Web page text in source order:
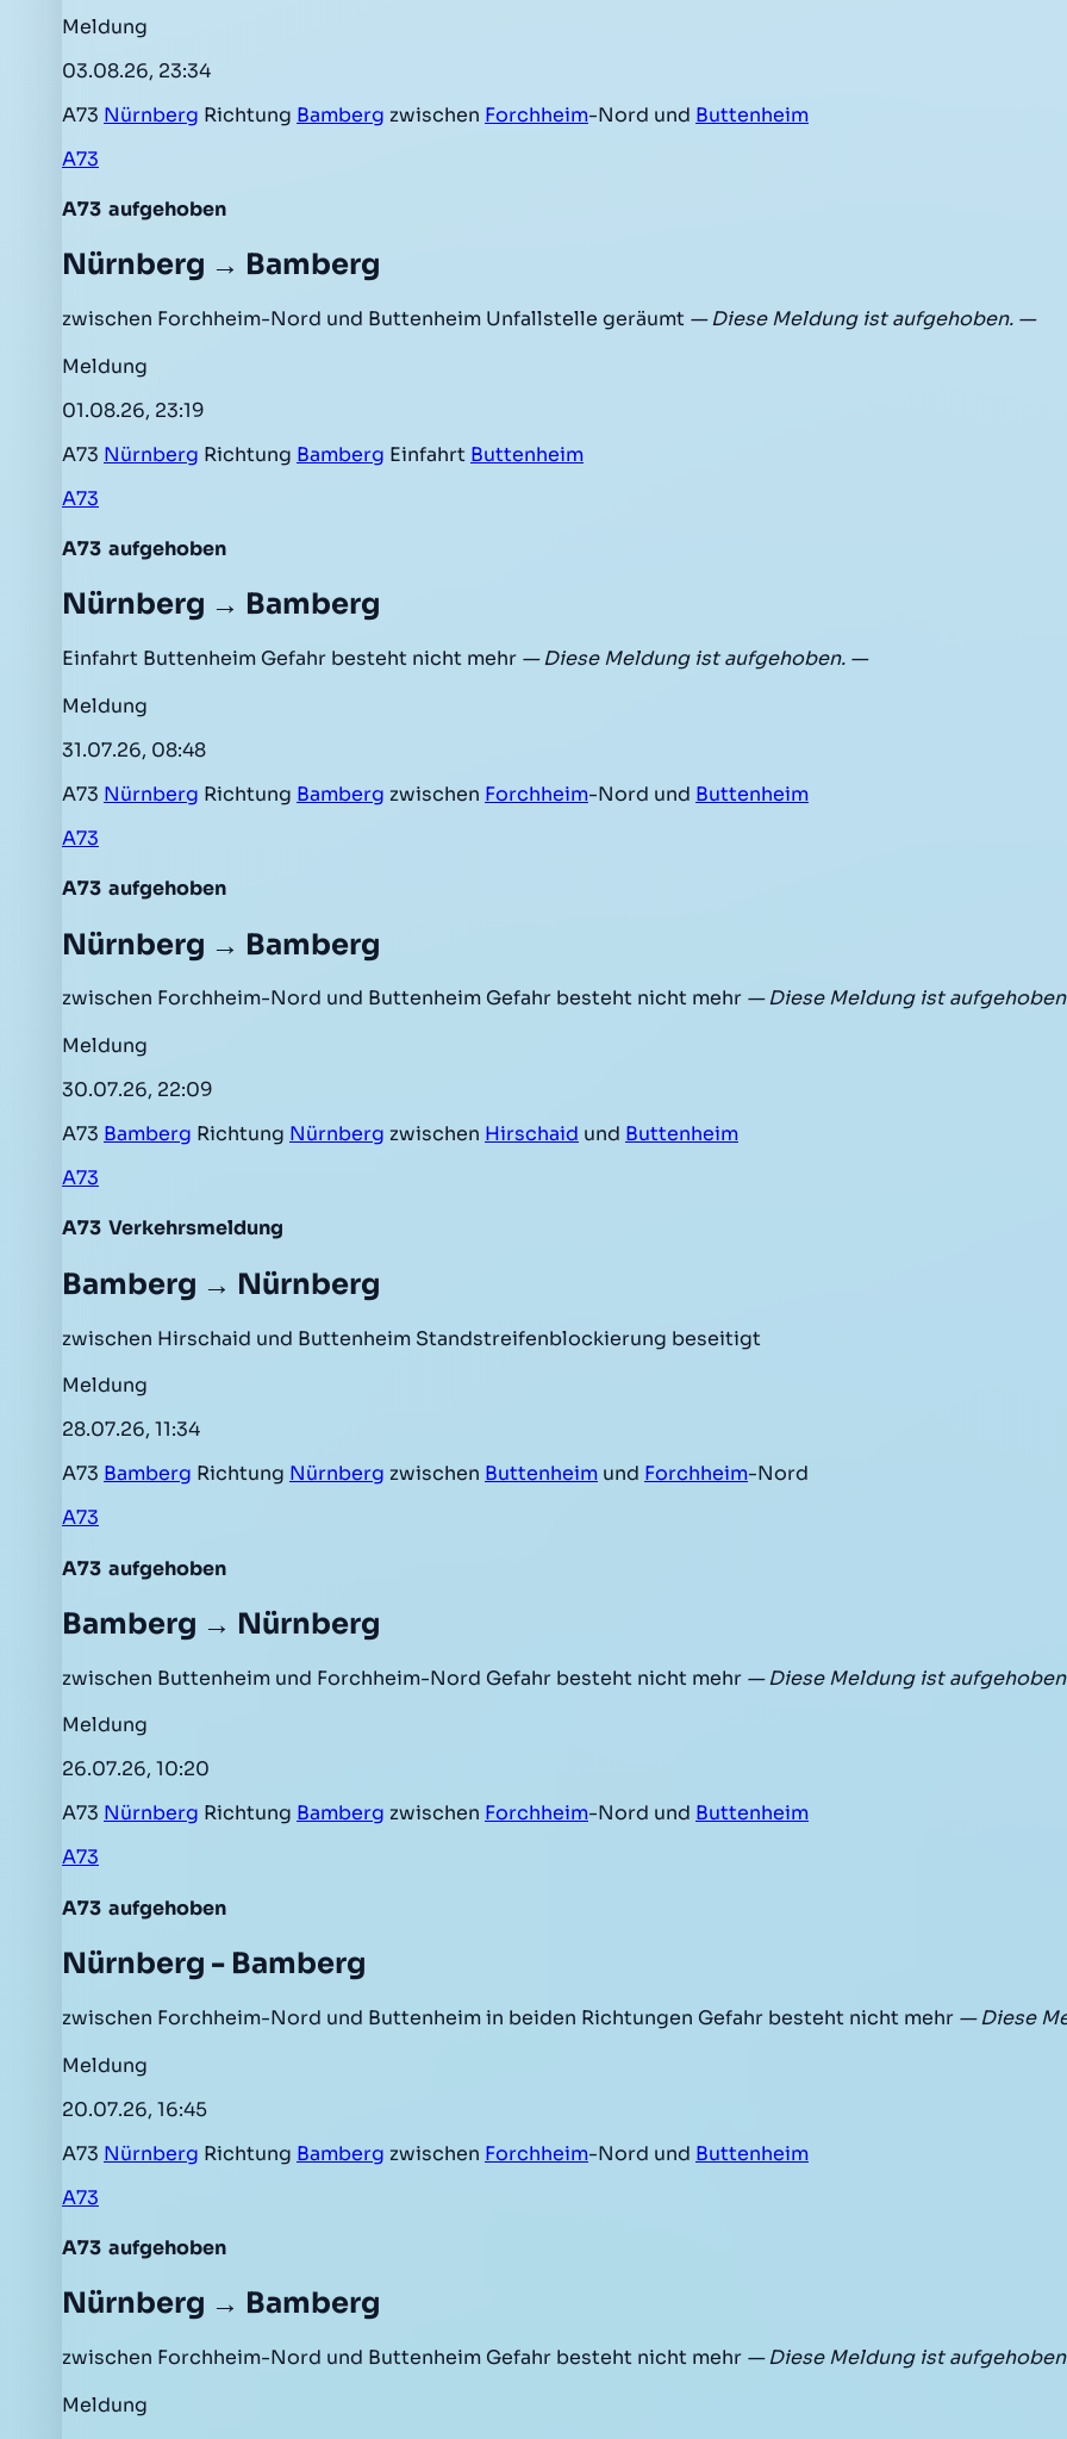
Meldung
03.08.26, 23:34
A73 Nürnberg Richtung Bamberg zwischen Forchheim-Nord und Buttenheim
A73
A73 aufgehoben
Nürnberg → Bamberg
zwischen Forchheim-Nord und Buttenheim Unfallstelle geräumt — Diese Meldung ist aufgehoben. —
Meldung
01.08.26, 23:19
A73 Nürnberg Richtung Bamberg Einfahrt Buttenheim
A73
A73 aufgehoben
Nürnberg → Bamberg
Einfahrt Buttenheim Gefahr besteht nicht mehr — Diese Meldung ist aufgehoben. —
Meldung
31.07.26, 08:48
A73 Nürnberg Richtung Bamberg zwischen Forchheim-Nord und Buttenheim
A73
A73 aufgehoben
Nürnberg → Bamberg
zwischen Forchheim-Nord und Buttenheim Gefahr besteht nicht mehr — Diese Meldung ist
Meldung
30.07.26, 22:09
A73 Bamberg Richtung Nürnberg zwischen Hirschaid und Buttenheim
A73
A73 Verkehrsmeldung
Bamberg → Nürnberg
zwischen Hirschaid und Buttenheim Standstreifenblockierung beseitigt
Meldung
28.07.26, 11:34
A73 Bamberg Richtung Nürnberg zwischen Buttenheim und Forchheim-Nord
A73
A73 aufgehoben
Bamberg → Nürnberg
zwischen Buttenheim und Forchheim-Nord Gefahr besteht nicht mehr — Diese Meldung ist
Meldung
26.07.26, 10:20
A73 Nürnberg Richtung Bamberg zwischen Forchheim-Nord und Buttenheim
A73
A73 aufgehoben
Nürnberg - Bamberg
zwischen Forchheim-Nord und Buttenheim in beiden Richtungen Gefahr besteht nicht mehr — Diese
Meldung
20.07.26, 16:45
A73 Nürnberg Richtung Bamberg zwischen Forchheim-Nord und Buttenheim
A73
A73 aufgehoben
Nürnberg → Bamberg
zwischen Forchheim-Nord und Buttenheim Gefahr besteht nicht mehr — Diese Meldung ist
Meldung